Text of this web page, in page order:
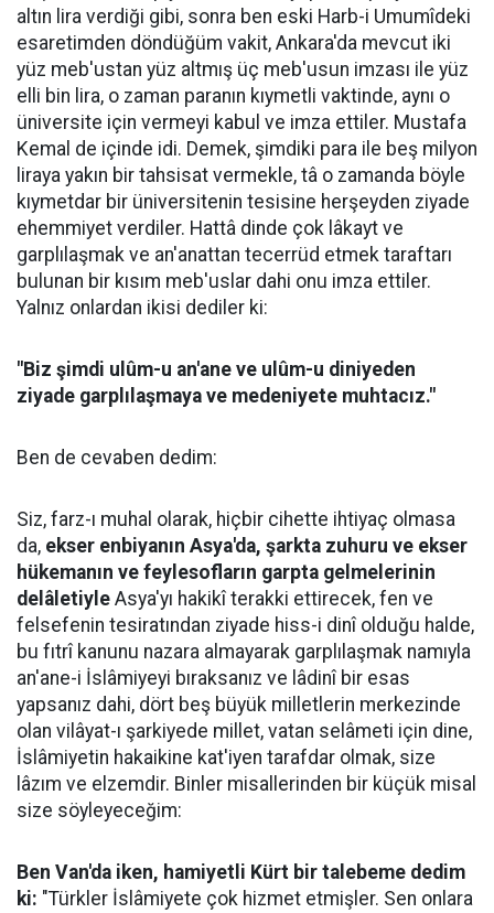
altın lira verdiği gibi, sonra ben eski Harb-i Umumîdeki
esaretimden döndüğüm vakit, Ankara'da mevcut iki
yüz meb'ustan yüz altmış üç meb'usun imzası ile yüz
elli bin lira, o zaman paranın kıymetli vaktinde, aynı o
üniversite için vermeyi kabul ve imza ettiler. Mustafa
Kemal de içinde idi. Demek, şimdiki para ile beş milyon
liraya yakın bir tahsisat vermekle, tâ o zamanda böyle
kıymetdar bir üniversitenin tesisine herşeyden ziyade
ehemmiyet verdiler. Hattâ dinde çok lâkayt ve
garplılaşmak ve an'anattan tecerrüd etmek taraftarı
bulunan bir kısım meb'uslar dahi onu imza ettiler.
Yalnız onlardan ikisi dediler ki:
"Biz şimdi ulûm-u an'ane ve ulûm-u diniyeden
ziyade garplılaşmaya ve medeniyete muhtacız."
Ben de cevaben dedim:
Siz, farz-ı muhal olarak, hiçbir cihette ihtiyaç olmasa
da, ekser enbiyanın Asya'da, şarkta zuhuru ve ekser
hükemanın ve feylesofların garpta gelmelerinin
delâletiyle Asya'yı hakikî terakki ettirecek, fen ve
felsefenin tesiratından ziyade hiss-i dinî olduğu halde,
bu fıtrî kanunu nazara almayarak garplılaşmak namıyla
an'ane-i İslâmiyeyi bıraksanız ve lâdinî bir esas
yapsanız dahi, dört beş büyük milletlerin merkezinde
olan vilâyat-ı şarkiyede millet, vatan selâmeti için dine,
İslâmiyetin hakaikine kat'iyen tarafdar olmak, size
lâzım ve elzemdir. Binler misallerinden bir küçük misal
size söyleyeceğim:
Ben Van'da iken, hamiyetli Kürt bir talebeme dedim
ki: "Türkler İslâmiyete çok hizmet etmişler. Sen onlara